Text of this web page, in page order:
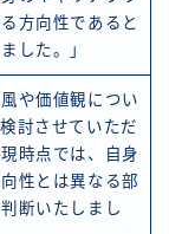
方向性であると
した。」
風や価値観につい
討させていただ
時点では、自身
性とは異なる部
断いたしまし